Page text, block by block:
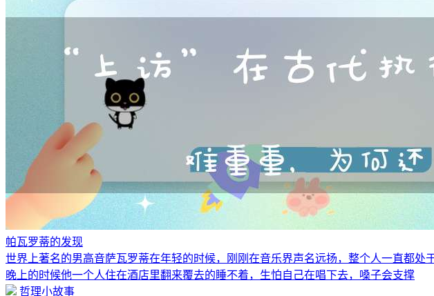
帕瓦罗蒂的发现
世界上著名的男高音萨瓦罗蒂在年轻的时候，刚刚在音乐界声名远扬，整个人一直都
晚上的时候他一个人住在酒店里翻来覆去的睡不着，生怕自己在唱下去，嗓子会支撑
哲理小故事